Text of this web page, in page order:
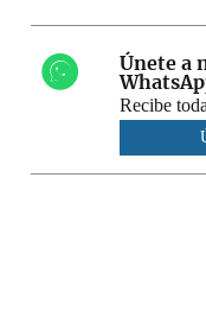
Únete a
Recibe